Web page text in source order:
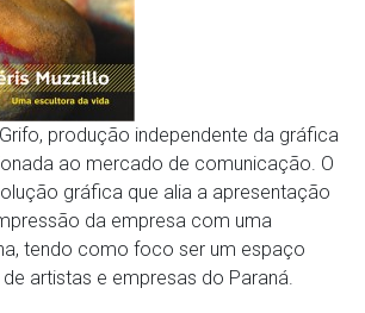
produção independente da gráfica
ao mercado de comunicação. O
gráfica que alia a apresentação
da empresa com uma
tendo como foco ser um espaço
artistas e empresas do Paraná.